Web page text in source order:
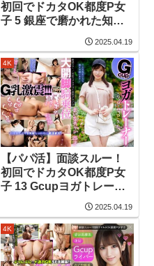
初回でドカタOK都度P女
子 5 銀座で磨かれた知性
したアジアNo1の極上Gカ
ップBODY メアリーさん
2025.04.19
4K
【パパ活】面談スルー！
初回でドカタOK都度P女
子 13 Gcupヨガトレーナ
ー まいなチャン 25才
2025.04.19
4K